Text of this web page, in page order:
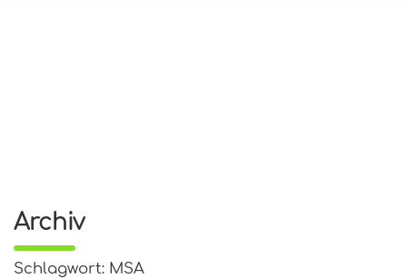
Archiv
Schlagwort: MSA